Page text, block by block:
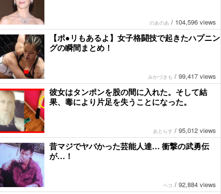
のあのあ / 104,596 views
【ポ●リもあるよ】女子格闘技で起きたハプニン
グの瞬間まとめ！
みかづきも / 99,417 views
彼女はタンポンを股の間に入れた。そして結
果、毒により片足を失うことになった。
あとらす / 95,012 views
昔マジでヤバかった芸能人達… 衝撃の武勇伝
が…！
ペコ / 92,884 views